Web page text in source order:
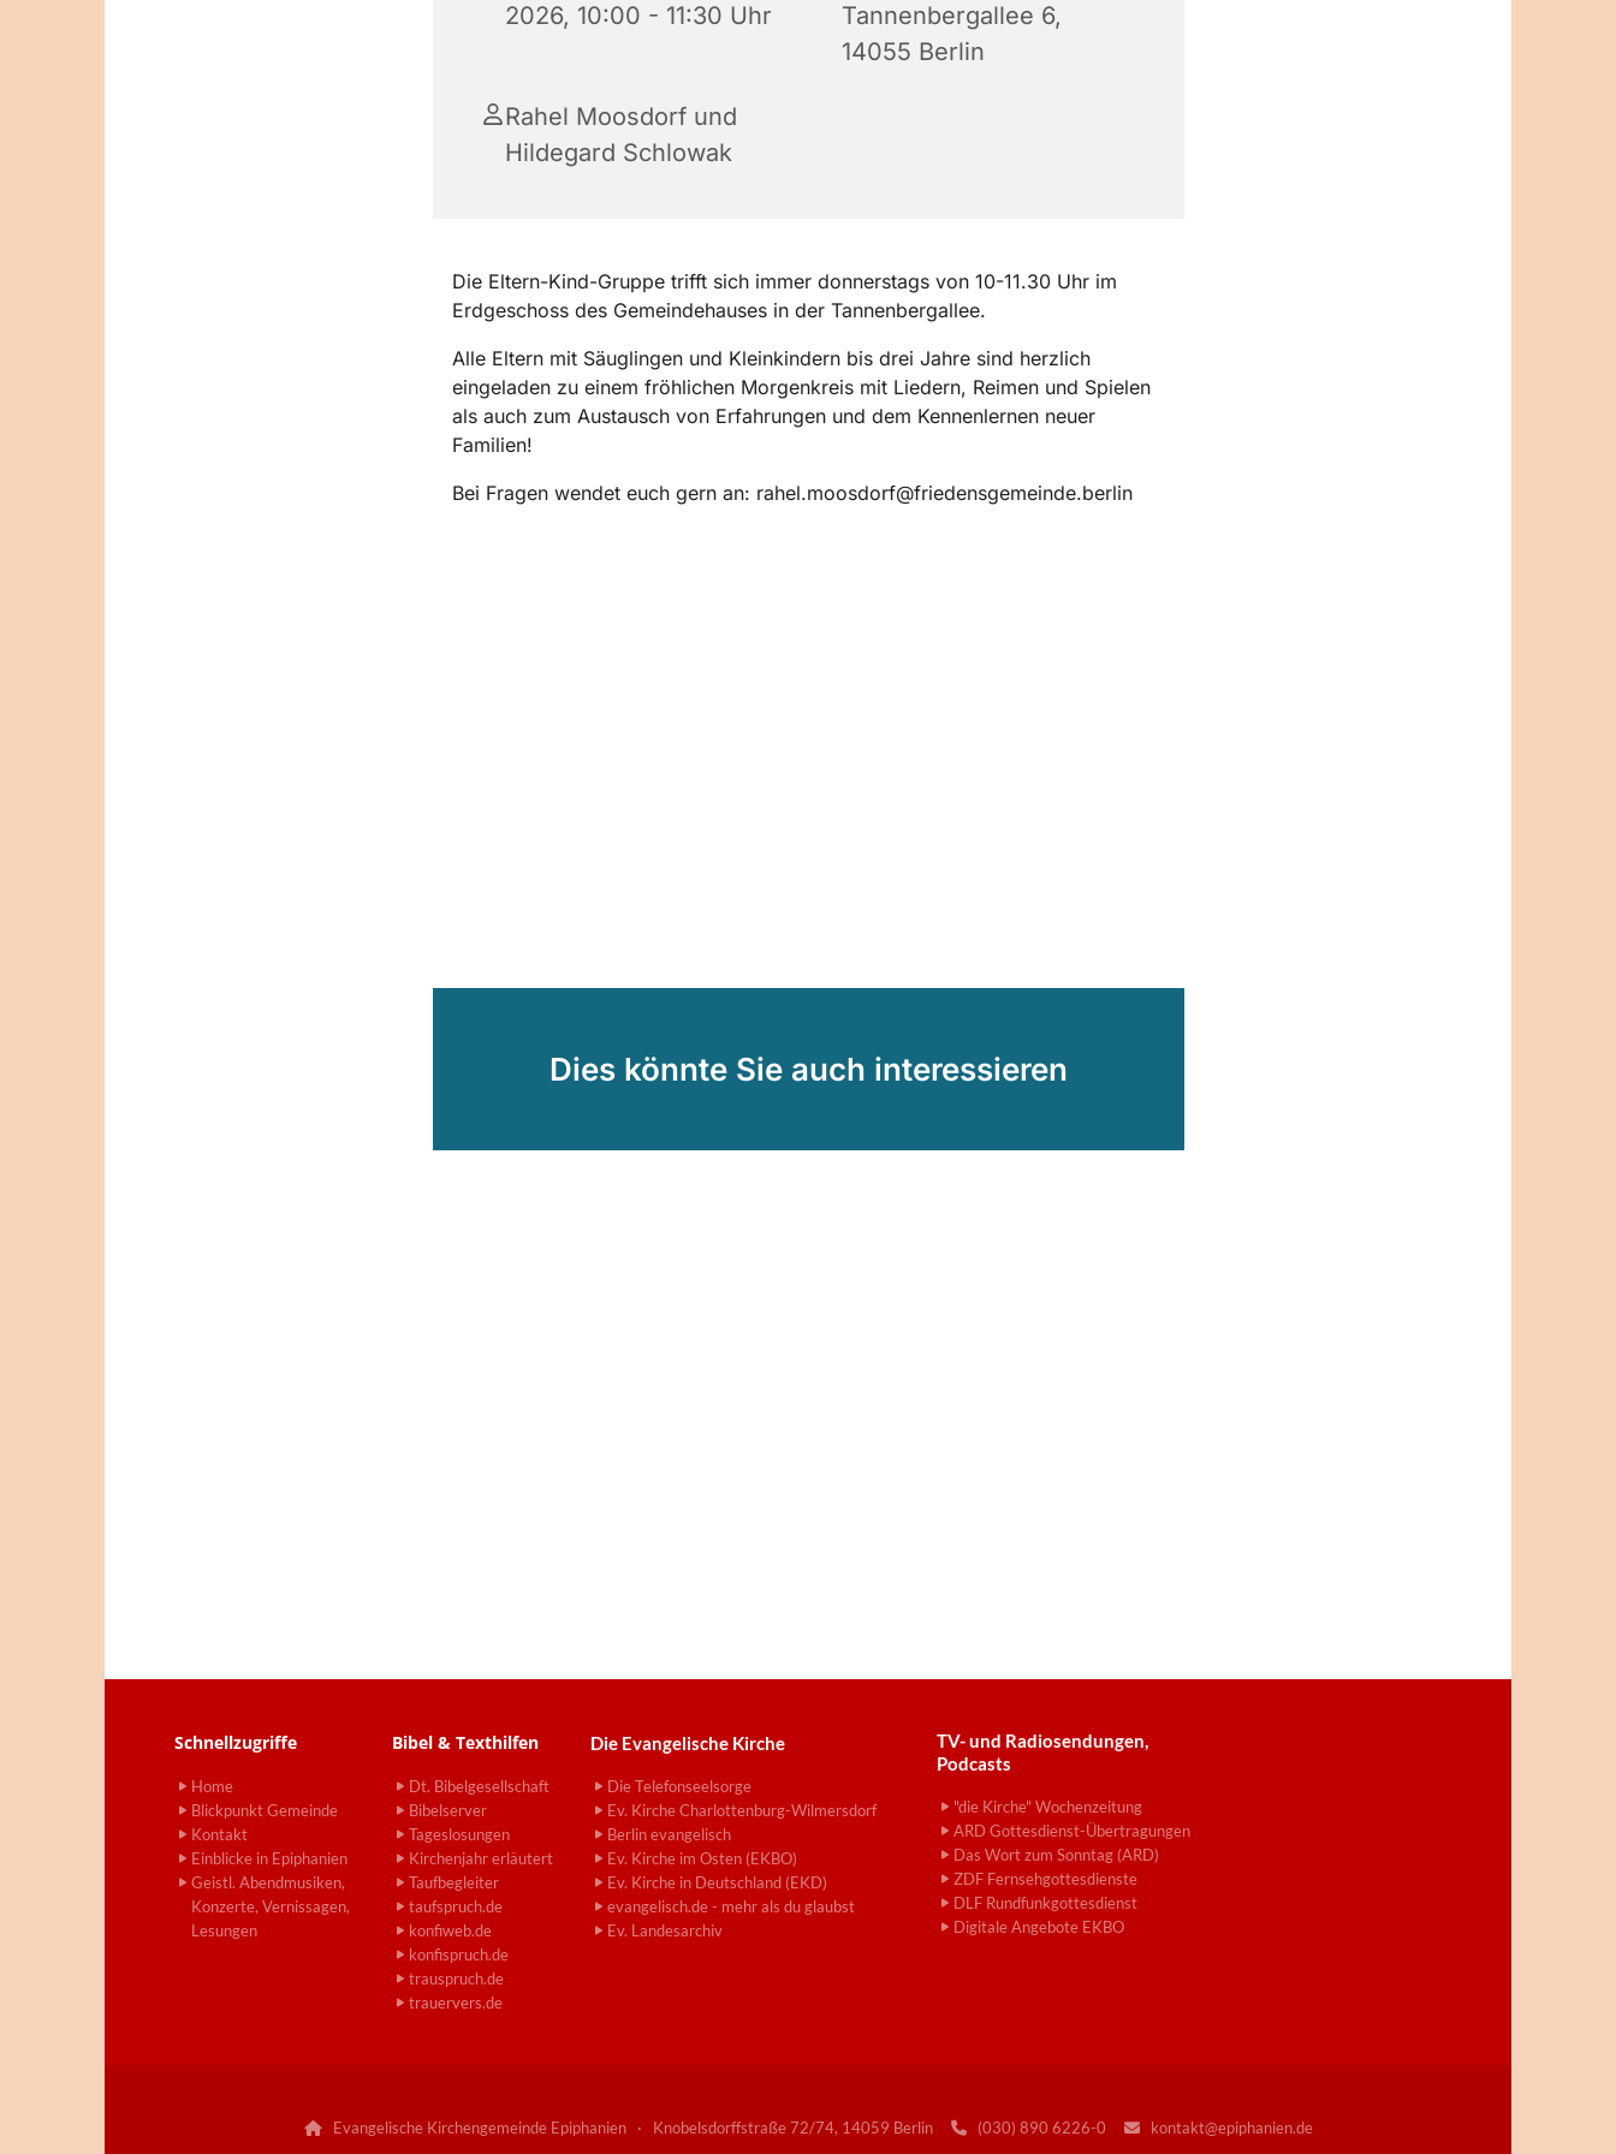
2026, 10:00 - 11:30 Uhr
Tannenbergallee 6,
14055 Berlin
Rahel Moosdorf und
Hildegard Schlowak
Die Eltern-Kind-Gruppe trifft sich immer donnerstags von 10-11.30 Uhr im
Erdgeschoss des Gemeindehauses in der Tannenbergallee.
Alle Eltern mit Säuglingen und Kleinkindern bis drei Jahre sind herzlich
eingeladen zu einem fröhlichen Morgenkreis mit Liedern, Reimen und Spielen
als auch zum Austausch von Erfahrungen und dem Kennenlernen neuer
Familien!
Bei Fragen wendet euch gern an: rahel.moosdorf@friedensgemeinde.berlin
Dies könnte Sie auch interessieren
Schnellzugriffe
Home
Blickpunkt Gemeinde
Kontakt
Einblicke in Epiphanien
Geistl. Abendmusiken,
Konzerte, Vernissagen,
Lesungen
Bibel & Texthilfen
Dt. Bibelgesellschaft
Bibelserver
Tageslosungen
Kirchenjahr erläutert
Taufbegleiter
taufspruch.de
konfiweb.de
konfispruch.de
trauspruch.de
trauervers.de
Die Evangelische Kirche
Die Telefonseelsorge
Ev. Kirche Charlottenburg-Wilmersdorf
Berlin evangelisch
Ev. Kirche im Osten (EKBO)
Ev. Kirche in Deutschland (EKD)
evangelisch.de - mehr als du glaubst
Ev. Landesarchiv
TV- und Radiosendungen,
Podcasts
"die Kirche" Wochenzeitung
ARD Gottesdienst-Übertragungen
Das Wort zum Sonntag (ARD)
ZDF Fernsehgottesdienste
DLF Rundfunkgottesdienst
Digitale Angebote EKBO
Evangelische Kirchengemeinde Epiphanien · Knobelsdorffstraße 72/74, 14059 Berlin (030) 890 6226-0 kontakt@epiphanien.de